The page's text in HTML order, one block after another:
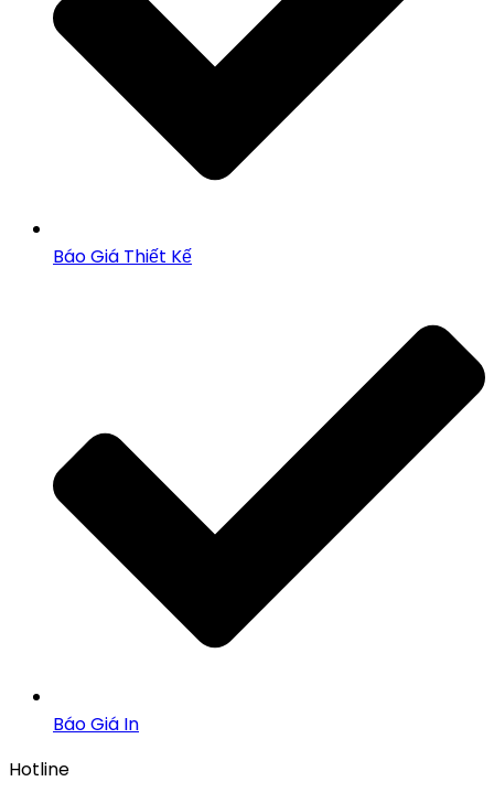
Báo Giá Thiết Kế
Báo Giá In
Hotline